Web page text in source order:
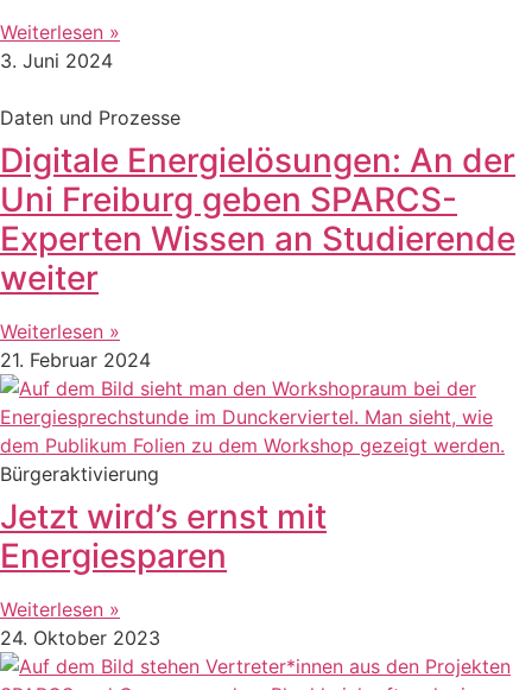
Weiterlesen »
3. Juni 2024
Daten und Prozesse
Digitale Energielösungen: An der
Uni Freiburg geben SPARCS-
Experten Wissen an Studierende
weiter
Weiterlesen »
21. Februar 2024
Bürgeraktivierung
Jetzt wird’s ernst mit
Energiesparen
Weiterlesen »
24. Oktober 2023